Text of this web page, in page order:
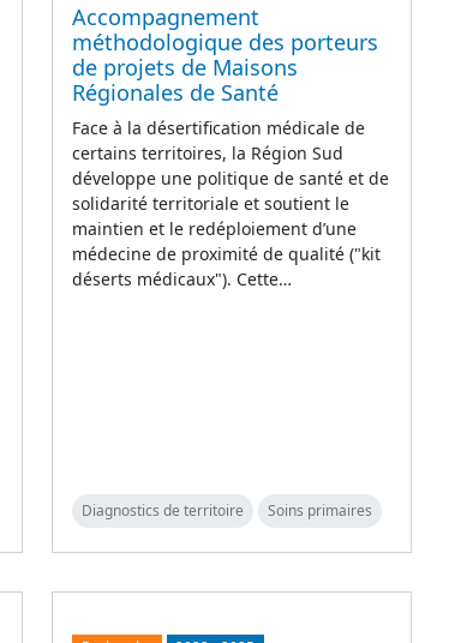
Accompagnement
méthodologique des porteurs
de projets de Maisons
Régionales de Santé
Face à la désertification médicale de
certains territoires, la Région Sud
développe une politique de santé et de
solidarité territoriale et soutient le
maintien et le redéploiement d’une
médecine de proximité de qualité ("kit
déserts médicaux"). Cette…
Diagnostics de territoire Soins primaires